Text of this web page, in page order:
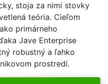
stoja za nimi stovky
teória. Cieľom
primárneho
Jave Enterprise
robustný a ľahko
prostredí.